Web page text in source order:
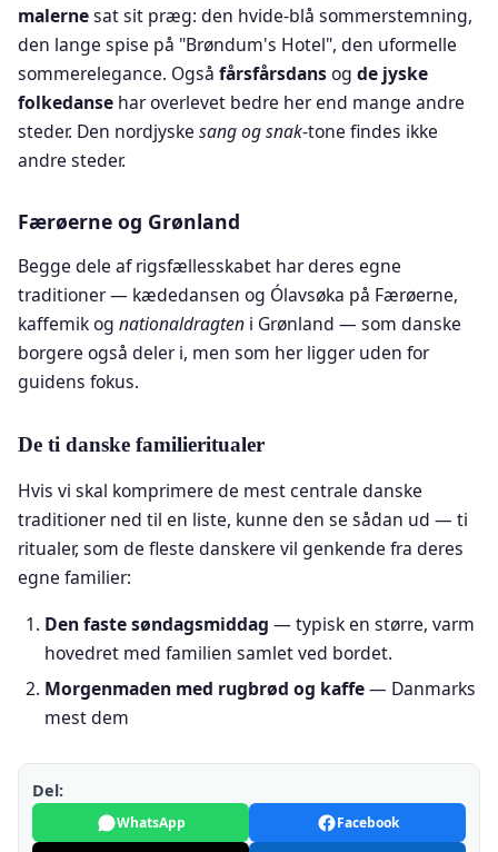
malernesat sit præg: den hvide-blå sommerstemning,
den lange spise på "Brøndum's Hotel", den uformelle
sommerelegance. Også fårsfårsdansog de jyske
folkedanse har overlevet bedre her end mange andre
steder. Den nordjyske sang og snak-tone findes ikke
andre steder.
Færøerne og Grønland
Begge dele af rigsfællesskabet har deres egne
traditioner — kædedansen og Ólavsøka på Færøerne,
kaffemik og nationaldragten i Grønland — som danske
borgere også deler i, men som her ligger uden for
guidens fokus.
De ti danske familieritualer
Hvis vi skal komprimere de mest centrale danske
traditioner ned til en liste, kunne den se sådan ud — ti
ritualer, som de fleste danskere vil genkende fra deres
egne familier:
Den faste søndagsmiddag — typisk en større, varm
hovedret med familien samlet ved bordet.
Morgenmaden med rugbrød og kaffe— Danmarks
mest dem
Del:
WhatsApp Facebook